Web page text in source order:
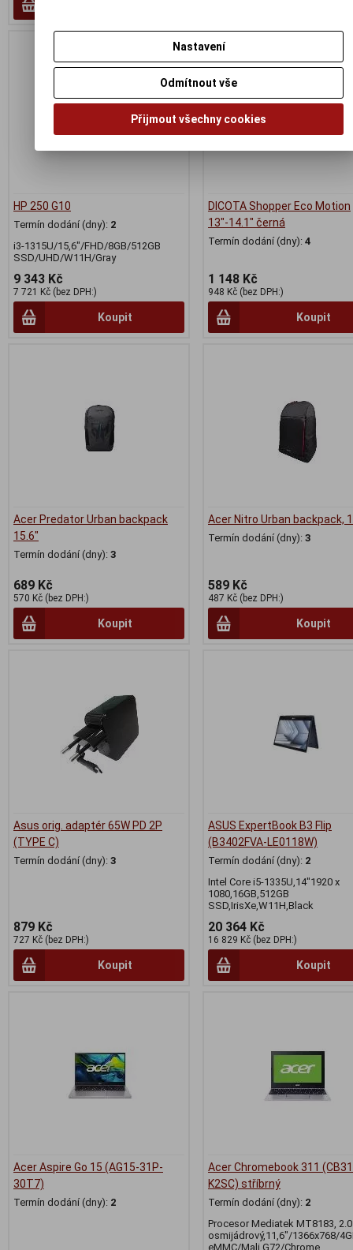
HP 250 G10
Termín dodání (dny): 2
i3-1315U/15,6"/FHD/8GB/512GB
SSD/UHD/W11H/Gray
9 343 Kč
7 721 Kč (bez DPH:)
Koupit
DICOTA Shopper Eco Motion
13"-14.1" černá
Termín dodání (dny): 4
1 148 Kč
948 Kč (bez DPH:)
Koupit
Acer Predator Urban backpack
15.6"
Termín dodání (dny): 3
689 Kč
570 Kč (bez DPH:)
Koupit
Acer Nitro Urban backpack,
Termín dodání (dny): 3
589 Kč
487 Kč (bez DPH:)
Koupit
Asus orig. adaptér 65W PD 2P
(TYPE C)
Termín dodání (dny): 3
879 Kč
727 Kč (bez DPH:)
Koupit
ASUS ExpertBook B3 Flip
(B3402FVA-LE0118W)
Termín dodání (dny): 2
Intel Core i5-1335U,14"1920 x
1080,16GB,512GB
SSD,IrisXe,W11H,Black
20 364 Kč
16 829 Kč (bez DPH:)
Koupit
Acer Aspire Go 15 (AG15-31P-
30T7)
Termín dodání (dny): 2
Acer Chromebook 311
K2SC) stříbrný
Termín dodání (dny): 2
Procesor Mediatek MT8183,
osmijádrový,11,6"/1366x768/
eMMC/Mali G72/Chrome
Nastavení
Odmítnout vše
Přijmout všechny cookies